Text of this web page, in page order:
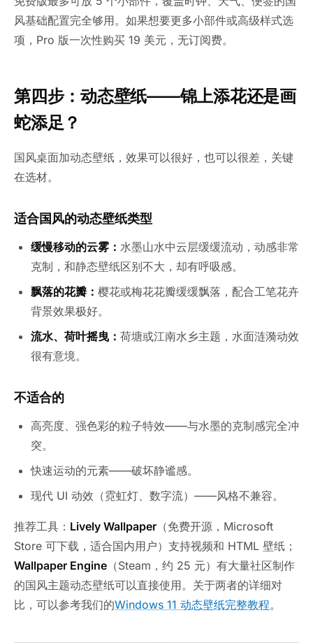
风基础配置完全够用。如果想要更多小部件或高级样式选
项，Pro 版一次性购买 19 美元，无订阅费。
第四步：动态壁纸——锦上添花还是画
蛇添足？
国风桌面加动态壁纸，效果可以很好，也可以很差，关键
在选材。
适合国风的动态壁纸类型
缓慢移动的云雾： 水墨山水中云层缓缓流动，动感非常
克制，和静态壁纸区别不大，却有呼吸感。
飘落的花瓣： 樱花或梅花花瓣缓缓飘落，配合工笔花卉
背景效果极好。
流水、荷叶摇曳： 荷塘或江南水乡主题，水面涟漪动效
很有意境。
不适合的
高亮度、强色彩的粒子特效——与水墨的克制感完全冲
突。
快速运动的元素——破坏静谧感。
现代 UI 动效（霓虹灯、数字流）——风格不兼容。
推荐工具： Lively Wallpaper （免费开源，Microsoft
Store 可下载，适合国内用户）支持视频和 HTML 壁纸；
Wallpaper Engine （Steam，约 25 元）有大量社区制作
的国风主题动态壁纸可以直接使用。关于两者的详细对
比，可以参考我们的Windows 11 动态壁纸完整教程。